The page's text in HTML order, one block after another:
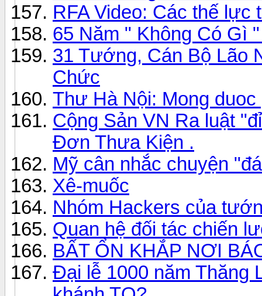
RFA Video: Các thế lực
65 Năm " Không Có Gì
31 Tướng, Cán Bộ Lão
Chức
Thư Hà Nội: Mong
Cộng Sản VN Ra luật
Đơn Thưa Kiện .
Mỹ cân nhắc chuyện
Xê-muốc
Nhóm Hackers của
Quan hệ đối tác chiến
BẤT ỔN KHẮP NƠI
Đại lễ 1000 năm Thăng